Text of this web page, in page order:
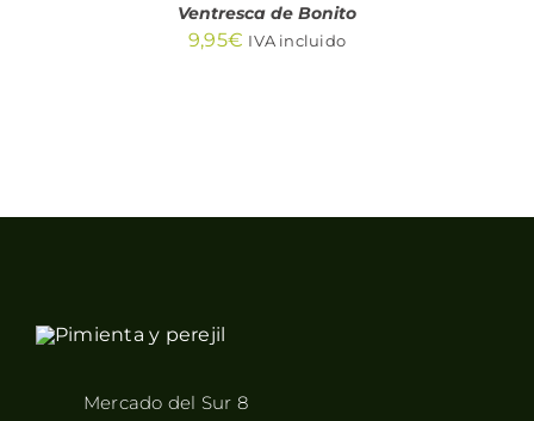
Ventresca de Bonito
9,95€ IVA incluido
Mercado del Sur 8